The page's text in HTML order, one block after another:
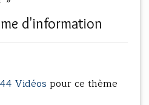
d'information
Vidéos pour ce thème